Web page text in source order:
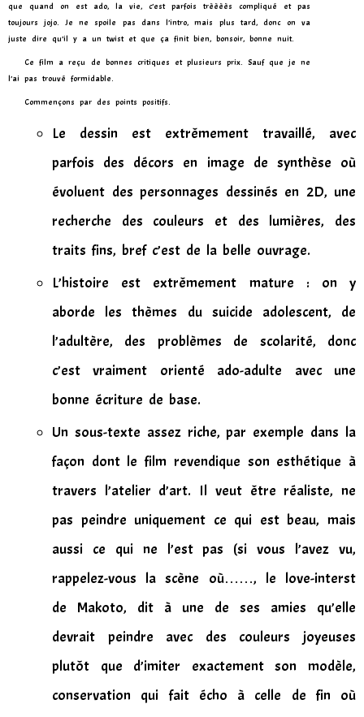
que quand on est ado, la vie, c’est parfois trèèèès compliqué et pas
toujours jojo. Je ne spoile pas dans l’intro, mais plus tard, donc on va
juste dire qu’il y a un twist et que ça finit bien, bonsoir, bonne nuit.
Ce film a reçu de bonnes critiques et plusieurs prix. Sauf que je ne
l’ai pas trouvé formidable.
Commençons par des points positifs.
Le dessin est extrêmement travaillé, avec
parfois des décors en image de synthèse où
évoluent des personnages dessinés en 2D, une
recherche des couleurs et des lumières, des
traits fins, bref c’est de la belle ouvrage.
L’histoire est extrêmement mature : on y
aborde les thèmes du suicide adolescent, de
l’adultère, des problèmes de scolarité, donc
c’est vraiment orienté ado-adulte avec une
bonne écriture de base.
Un sous-texte assez riche, par exemple dans la
façon dont le film revendique son esthétique à
travers l’atelier d’art. Il veut être réaliste, ne
pas peindre uniquement ce qui est beau, mais
aussi ce qui ne l’est pas (si vous l’avez vu,
rappelez-vous la scène où……, le love-interst
de Makoto, dit à une de ses amies qu’elle
devrait peindre avec des couleurs joyeuses
plutôt que d’imiter exactement son modèle,
conservation qui fait écho à celle de fin où